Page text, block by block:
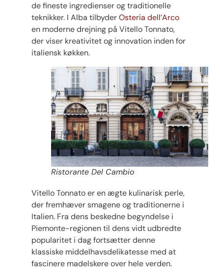
de fineste ingredienser og traditionelle
teknikker. I Alba tilbyderOsteria dell’Arco
en moderne drejning på Vitello Tonnato,
der viser kreativitet og innovation inden for
italiensk køkken.
Ristorante Del Cambio
Vitello Tonnato er en ægte kulinarisk perle,
der fremhæver smagene og traditionerne i
Italien. Fra dens beskedne begyndelse i
Piemonte-regionen til dens vidt udbredte
popularitet i dag fortsætter denne
klassiske middelhavsdelikatesse med at
fascinere madelskere over hele verden.